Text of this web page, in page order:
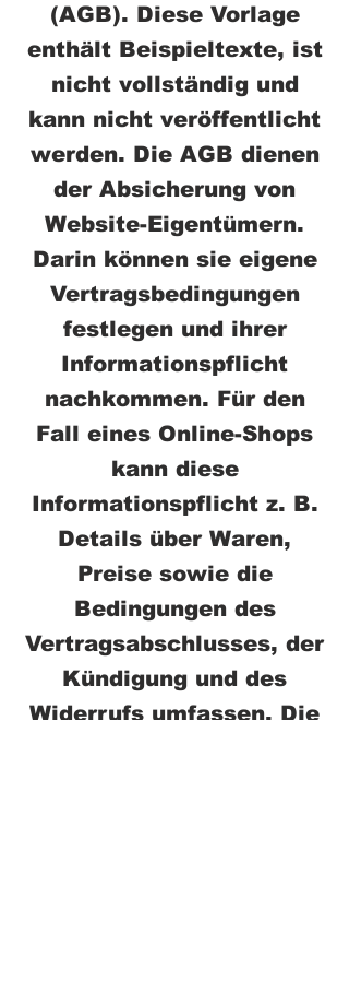
(AGB). Diese Vorlage
enthält Beispieltexte, ist
nicht vollständig und
kann nicht veröffentlicht
werden. Die AGB dienen
der Absicherung von
Website-Eigentümern.
Darin können sie eigene
Vertragsbedingungen
festlegen und ihrer
Informationspflicht
nachkommen. Für den
Fall eines Online-Shops
kann diese
Informationspflicht z. B.
Details über Waren,
Preise sowie die
Bedingungen des
Vertragsabschlusses, der
Kündigung und des
Widerrufs umfassen. Die